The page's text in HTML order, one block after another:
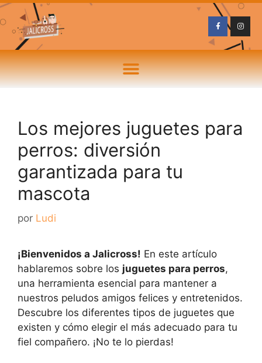
Los mejores juguetes para
perros: diversión
garantizada para tu
mascota
por Ludi
¡Bienvenidos a Jalicross! En este artículo
hablaremos sobre los juguetes para perros,
una herramienta esencial para mantener a
nuestros peludos amigos felices y entretenidos.
Descubre los diferentes tipos de juguetes que
existen y cómo elegir el más adecuado para tu
fiel compañero. ¡No te lo pierdas!